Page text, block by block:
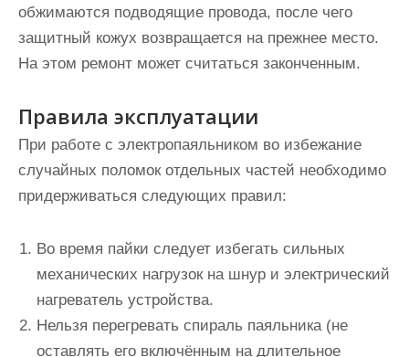
обжимаются подводящие провода, после чего
защитный кожух возвращается на прежнее место.
На этом ремонт может считаться законченным.
Правила эксплуатации
При работе с электропаяльником во избежание
случайных поломок отдельных частей необходимо
придерживаться следующих правил:
Во время пайки следует избегать сильных
механических нагрузок на шнур и электрический
нагреватель устройства.
Нельзя перегревать спираль паяльника (не
оставлять его включённым на длительное